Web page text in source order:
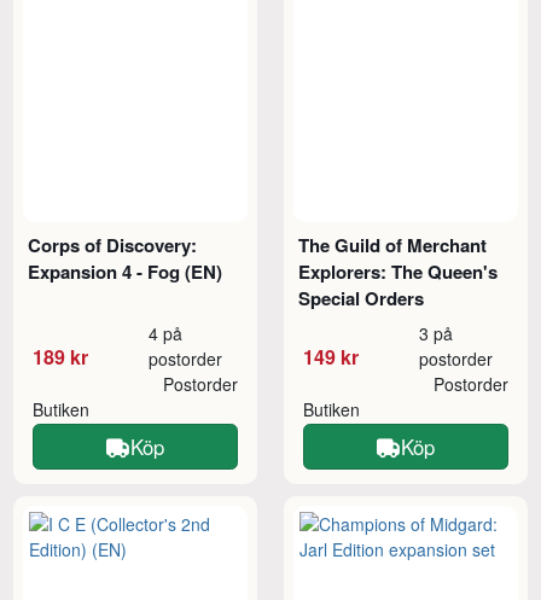
Corps of Discovery:
Expansion 4 - Fog (EN)
189 kr
4 på
postorder
Butiken
Postorder
Köp
The Guild of Merchant
Explorers: The Queen's
Special Orders
149 kr
3 på
postorder
Butiken
Postorder
Köp